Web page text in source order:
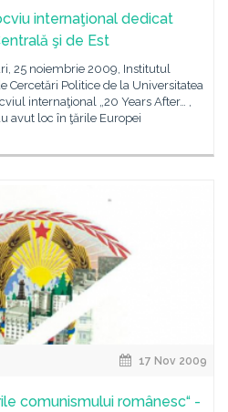
internaţional dedicat
şi de Est
25 noiembrie 2009, Institutul
Cercetări Politice de la Universitatea
internaţional „20 Years After… ,
avut loc în ţările Europei
17 Nov 2009
comunismului românesc“ -